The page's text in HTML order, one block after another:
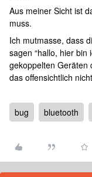
Aus meiner Sicht ist
muss.
Ich mutmasse, dass
sagen “hallo, hier bin
gekoppelten Geräten
das offensichtlich
bug bluetooth